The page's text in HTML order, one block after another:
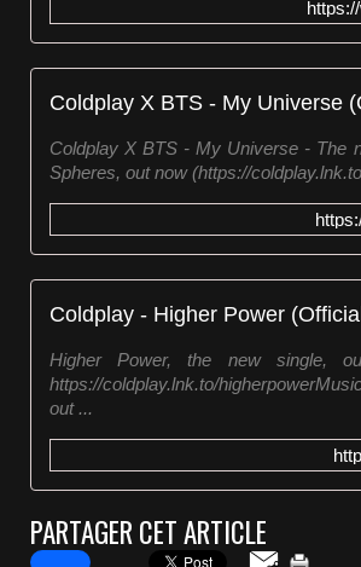
Coldplay X BTS - My Universe
Coldplay X BTS - My Universe - The
Spheres, out now (https://
Coldplay - Higher Power
Higher Power, the new single,
https://coldplay.lnk.to/
out ...
PARTAGER CET ARTICLE